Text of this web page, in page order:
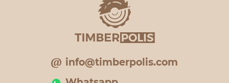
info@timberpolis.com